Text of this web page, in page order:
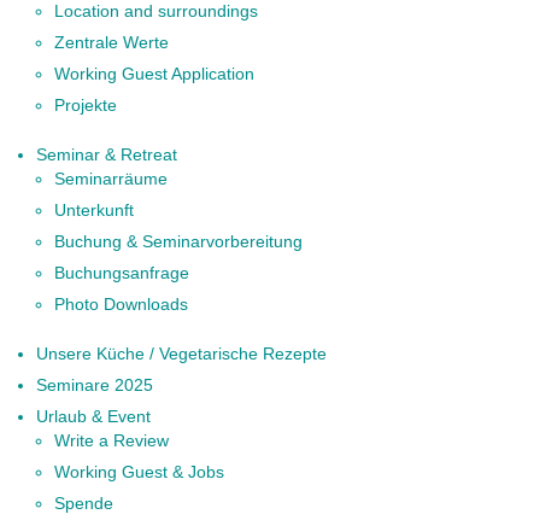
Location and surroundings
Zentrale Werte
Working Guest Application
Projekte
Seminar & Retreat
Seminarräume
Unterkunft
Buchung & Seminarvorbereitung
Buchungsanfrage
Photo Downloads
Unsere Küche / Vegetarische Rezepte
Seminare 2025
Urlaub & Event
Write a Review
Working Guest & Jobs
Spende